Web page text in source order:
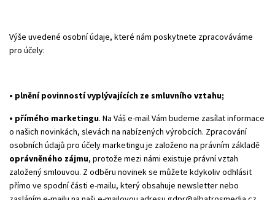
Výše uvedené osobní údaje, které nám poskytnete zpracováváme
pro účely:
• plnění povinností vyplývajících ze smluvního vztahu;
• přímého marketingu. Na Váš e-mail Vám budeme zasílat informace
o našich novinkách, slevách na nabízených výrobcích. Zpracování
osobních údajů pro účely marketingu je založeno na právním základě
oprávněného zájmu, protože mezi námi existuje právní vztah
založený smlouvou. Z odběru novinek se můžete kdykoliv odhlásit
přímo ve spodní části e-mailu, který obsahuje newsletter nebo